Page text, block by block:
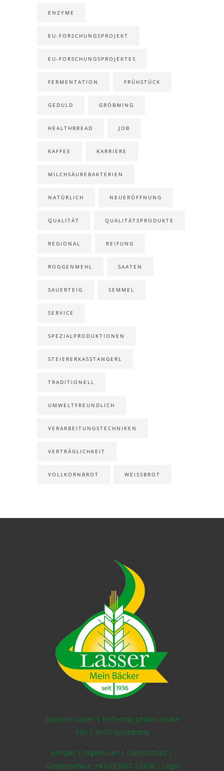
ENZYME
EU-FORSCHUNGSPROJEKT
EU-FORSCHUNGSPROJEKTES
FERMENTATION FRÜHSTÜCK
GEDULD GRÖBMING
HEALTHBREAD JOB
KAFFEE KARRIERE
MILCHSÄUREBAKTERIEN
NATÜRLICH NEUERÖFFNUNG
QUALITÄT QUALITÄTSPRODUKTE
REGIONAL REIFUNG
ROGGENMEHL SAATEN
SAUERTEIG SEMMEL
SERVICE
SPEZIALPRODUKTIONEN
STEIERERKASSTANGERL
TRADITIONELL
UMWELTFREUNDLICH
VERARBEITUNGSTECHNIKEN
VERTRÄGLICHKEIT
VOLLKORNBROT WEISSBROT
Bäckerei Lasser | Erzherzog-Johann-Straße
560 | 8970 Schladming
Kontakt | Impressum | Datenschutz |
Kundenservice: +43 (0)3687 22438 | Login